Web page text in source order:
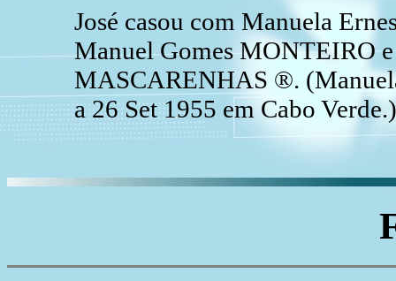
José casou com Manuela
Manuel Gomes MONTEIRO
MASCARENHAS ®.
a 26 Set 1955 em Cabo Verde.)